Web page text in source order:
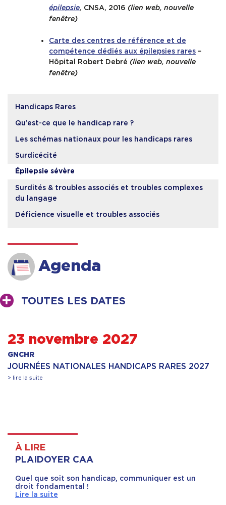
épilepsie, CNSA, 2016 (lien web, nouvelle
fenêtre)
Carte des centres de référence et de
compétence dédiés aux épilepsies rares –
Hôpital Robert Debré (lien web, nouvelle
fenêtre)
Handicaps Rares
Qu’est-ce que le handicap rare ?
Les schémas nationaux pour les handicaps rares
Surdicécité
Épilepsie sévère
Surdités & troubles associés et troubles complexes
du langage
Déficience visuelle et troubles associés
Agenda
TOUTES LES DATES
23 novembre 2027
GNCHR
JOURNÉES NATIONALES HANDICAPS RARES 2027
> lire la suite
À LIRE
PLAIDOYER CAA
Quel que soit son handicap, communiquer est un
droit fondamental !
Lire la suite